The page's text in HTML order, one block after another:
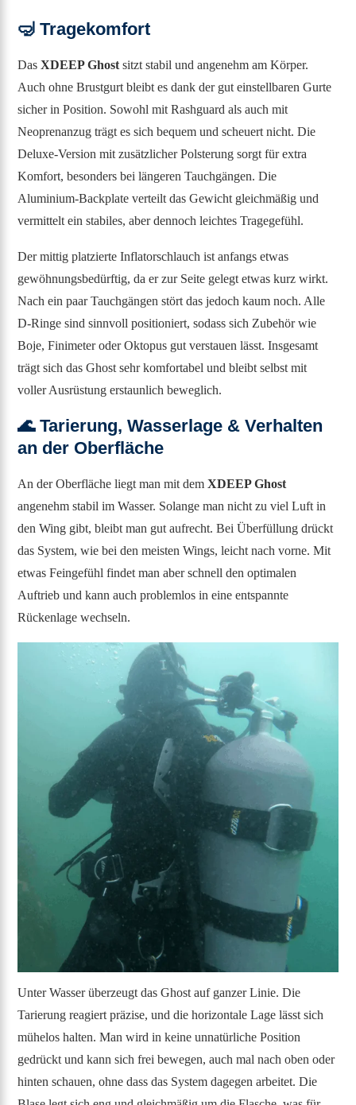
🤿Tragekomfort
DasXDEEP Ghost sitzt stabil und angenehm am Körper.
Auch ohne Brustgurt bleibt es dank der gut einstellbaren Gurte
sicher in Position. Sowohl mit Rashguard als auch mit
Neoprenanzug trägt es sich bequem und scheuert nicht. Die
Deluxe-Version mit zusätzlicher Polsterung sorgt für extra
Komfort, besonders bei längeren Tauchgängen. Die
Aluminium-Backplate verteilt das Gewicht gleichmäßig und
vermittelt ein stabiles, aber dennoch leichtes Tragegefühl.
Der mittig platzierte Inflatorschlauch ist anfangs etwas
gewöhnungsbedürftig, da er zur Seite gelegt etwas kurz wirkt.
Nach ein paar Tauchgängen stört das jedoch kaum noch. Alle
D-Ringe sind sinnvoll positioniert, sodass sich Zubehör wie
Boje, Finimeter oder Oktopus gut verstauen lässt. Insgesamt
trägt sich das Ghost sehr komfortabel und bleibt selbst mit
voller Ausrüstung erstaunlich beweglich.
🌊Tarierung, Wasserlage & Verhalten
an der Oberfläche
An der Oberfläche liegt man mit demXDEEP Ghost
angenehm stabil im Wasser. Solange man nicht zu viel Luft in
den Wing gibt, bleibt man gut aufrecht. Bei Überfüllung drückt
das System, wie bei den meisten Wings, leicht nach vorne. Mit
etwas Feingefühl findet man aber schnell den optimalen
Auftrieb und kann auch problemlos in eine entspannte
Rückenlage wechseln.
Unter Wasser überzeugt das Ghost auf ganzer Linie. Die
Tarierung reagiert präzise, und die horizontale Lage lässt sich
mühelos halten. Man wird in keine unnatürliche Position
gedrückt und kann sich frei bewegen, auch mal nach oben oder
hinten schauen, ohne dass das System dagegen arbeitet. Die